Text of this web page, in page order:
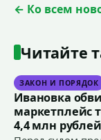
← Ко всем
Читайте
ЗАКОН И ПОРЯДОК
Ивановка
маркетплейс
4,4 млн рублей